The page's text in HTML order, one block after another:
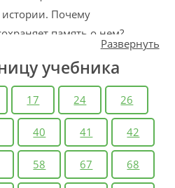
Развернуть
Почему
память о нем?
в падении Наполеона?
тему “Объединители”. В нем
К. Кавура и О. Бисмарка.
и применявшиеся ими
выявить
взаимное влияние
Какова ваша личная
учебника
17 24 26
40 41 42
58 67 68